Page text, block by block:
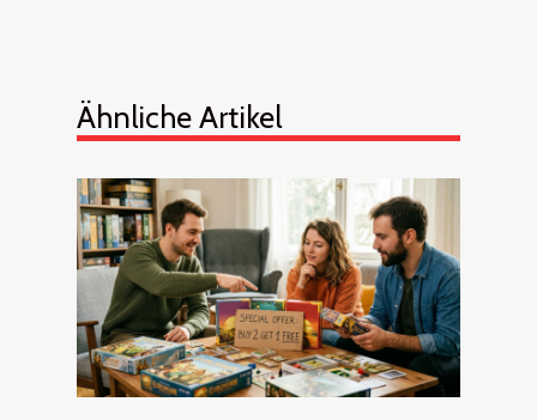
Ähnliche Artikel